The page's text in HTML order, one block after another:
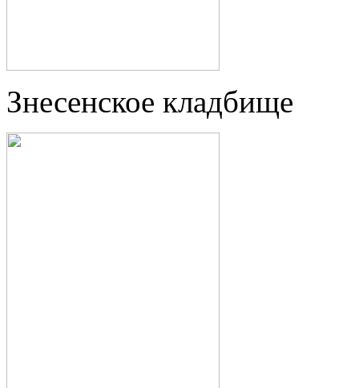
Знесенское кладбище